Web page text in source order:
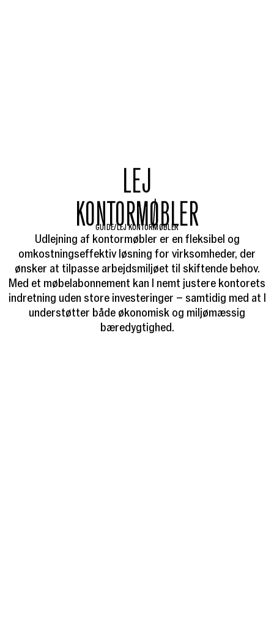
LEJ
KONTORMØBLER
GUIDE/LEJ KONTORMØBLER
Udlejning af kontormøbler er en fleksibel og
omkostningseffektiv løsning for virksomheder, der
ønsker at tilpasse arbejdsmiljøet til skiftende behov.
Med et møbelabonnement kan I nemt justere kontorets
indretning uden store investeringer – samtidig med at I
understøtter både økonomisk og miljømæssig
bæredygtighed.